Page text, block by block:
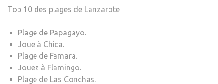
Top 10 des plages de Lanzarote
Plage de Papagayo.
Joue à Chica.
Plage de Famara.
Jouez à Flamingo.
Plage de Las Conchas.